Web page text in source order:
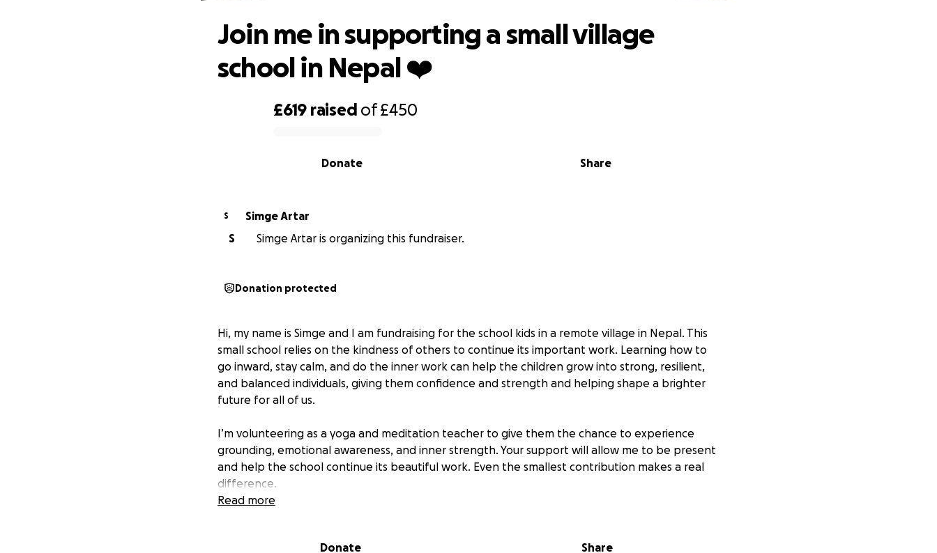
£619 raised of£450
Share
Donate
Join me in supporting a small village
school in Nepal ❤️
S
Simge Artar
S
Simge Artar is organizing this fundraiser.
Donation protected
Hi, my name is Simge and I am fundraising for the school kids in a remote village in Nepal. This
small school relies on the kindness of others to continue its important work. Learning how to
go inward, stay calm, and do the inner work can help the children grow into strong, resilient,
and balanced individuals, giving them confidence and strength and helping shape a brighter
future for all of us.
I’m volunteering as a yoga and meditation teacher to give them the chance to experience
grounding, emotional awareness, and inner strength. Your support will allow me to be present
and help the school continue its beautiful work. Even the smallest contribution makes a real
difference.
Thank you. ❤️
Read more
Donate Share